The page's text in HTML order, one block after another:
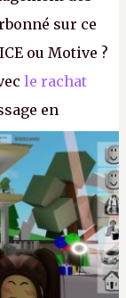
sur ce
ou Motive ?
le rachat
en
plus
une